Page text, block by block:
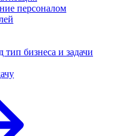
персоналом
бизнеса и задачи